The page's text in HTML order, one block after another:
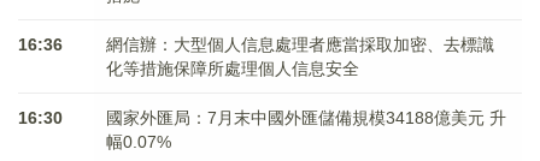
16:36
網信辦：大型個人信息處理者應當採取加密、去標識
化等措施保障所處理個人信息安全
16:30
國家外匯局：7月末中國外匯儲備規模34188億美元 升
幅0.07%